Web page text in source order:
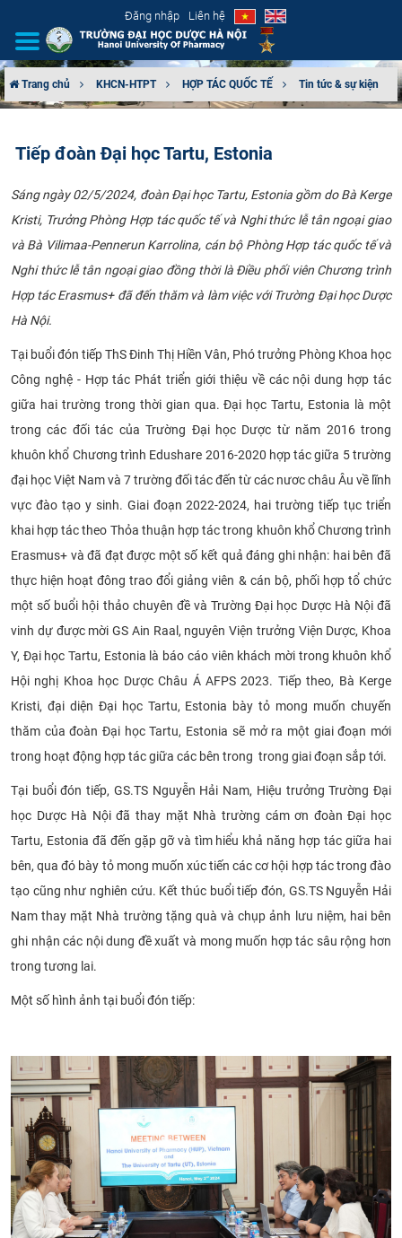
Đăng nhập Liên hệ
CƠ CẤU TỔ CHỨC
TUYỂN SINH
ĐÀO TẠO
ĐẢM BẢO CHẤT LƯỢNG
HTQT
CỰU NGƯỜI HỌC
Trang chủ KHCN-HTPT HỢP TÁC QUỐC TẾ Tin tức & sự kiện
Tiếp đoàn Đại học Tartu, Estonia
Sáng ngày 02/5/2024, đoàn Đại học Tartu, Estonia gồm do Bà Kerge
Kristi, Trưởng Phòng Hợp tác quốc tế và Nghi thức lễ tân ngoại giao
và Bà Vilimaa-Pennerun Karrolina, cán bộ Phòng Hợp tác quốc tế và
Nghi thức lễ tân ngoại giao đồng thời là Điều phối viên Chương trình
Hợp tác Erasmus+ đã đến thăm và làm việc với Trường Đại học Dược
Hà Nội.
Tại buổi đón tiếp ThS Đinh Thị Hiền Vân, Phó trưởng Phòng Khoa học
Công nghệ - Hợp tác Phát triển giới thiệu về các nội dung hợp tác
giữa hai trường trong thời gian qua. Đại học Tartu, Estonia là một
trong các đối tác của Trường Đại học Dược từ năm 2016 trong
khuôn khổ Chương trình Edushare 2016-2020 hợp tác giữa 5 trường
đại học Việt Nam và 7 trường đối tác đến từ các nươc châu Âu về lĩnh
vực đào tạo y sinh. Giai đoạn 2022-2024, hai trường tiếp tục triển
khai hợp tác theo Thỏa thuận hợp tác trong khuôn khổ Chương trình
Erasmus+ và đã đạt được một số kết quả đáng ghi nhận: hai bên đã
thực hiện hoạt đông trao đổi giảng viên & cán bộ, phối hợp tổ chức
một số buổi hội thảo chuyên đề và Trường Đại học Dược Hà Nội đã
vinh dự được mời GS Ain Raal, nguyên Viện trưởng Viện Dược, Khoa
Y, Đại học Tartu, Estonia là báo cáo viên khách mời trong khuôn khổ
Hội nghị Khoa học Dược Châu Á AFPS 2023. Tiếp theo, Bà Kerge
Kristi, đại diện Đại học Tartu, Estonia bày tỏ mong muốn chuyến
thăm của đoàn Đại học Tartu, Estonia sẽ mở ra một giai đoạn mới
trong hoạt động hợp tác giữa các bên trong trong giai đoạn sắp tới.
Tại buổi đón tiếp, GS.TS Nguyễn Hải Nam, Hiệu trưởng Trường Đại
học Dược Hà Nội đã thay mặt Nhà trường cám ơn đoàn Đại học
Tartu, Estonia đã đến gặp gỡ và tìm hiểu khả năng hợp tác giữa hai
bên, qua đó bày tỏ mong muốn xúc tiến các cơ hội hợp tác trong đào
tạo cũng như nghiên cứu. Kết thúc buổi tiếp đón, GS.TS Nguyễn Hải
Nam thay mặt Nhà trường tặng quà và chụp ảnh lưu niệm, hai bên
ghi nhận các nội dung đề xuất và mong muốn hợp tác sâu rộng hơn
trong tương lai.
Một số hình ảnh tại buổi đón tiếp: